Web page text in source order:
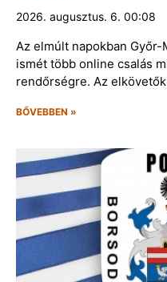
2026. augusztus. 6. 00:08
Az elmúlt napokban
ismét több online csalás
rendőrségre. Az
BŐVEBBEN »